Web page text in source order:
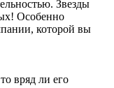
Звезды
Особенно
которой вы
вряд ли его